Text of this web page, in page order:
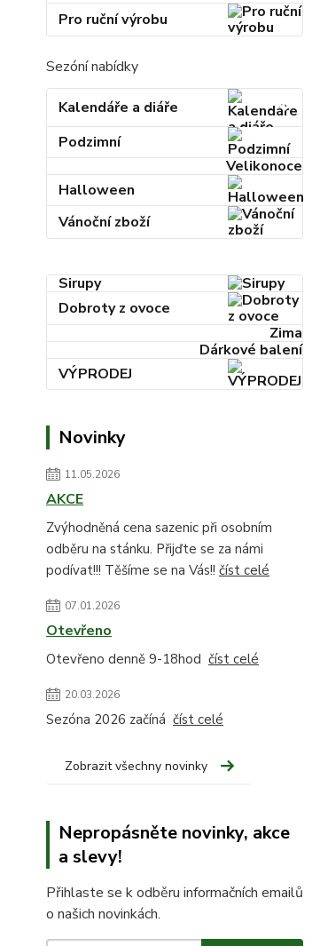
Pro ruční výrobu
Sezóní nabídky
Kalendáře a diáře
Podzimní
Velikonoce
Halloween
Vánoční zboží
Sirupy
Dobroty z ovoce
Zima
Dárkové balení
VÝPRODEJ
Novinky
11.05.2026
AKCE
Zvýhodněná cena sazenic při osobním
odběru na stánku. Přijďte se za námi
podívat!!! Těšíme se na Vás!! číst celé
07.01.2026
Otevřeno
Otevřeno denně 9-18hod číst celé
20.03.2026
Sezóna 2026 začíná číst celé
Zobrazit všechny novinky
Nepropásněte novinky, akce
a slevy!
Přihlaste se k odběru informačních emailů
o našich novinkách.